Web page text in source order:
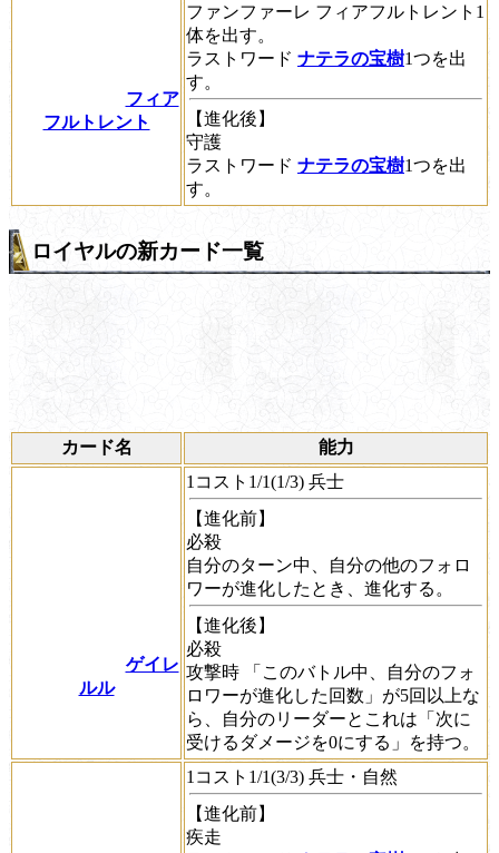
フィア
フルトレント
ファンファーレ フィアフルトレント1
体を出す。
ラストワード ナテラの宝樹1つを出
す。
【進化後】
守護
ラストワード ナテラの宝樹1つを出
す。
ロイヤルの新カード一覧
カード名 能力
ゲイレ
ルル
1コスト1/1(1/3) 兵士
【進化前】
必殺
自分のターン中、自分の他のフォロ
ワーが進化したとき、進化する。
【進化後】
必殺
攻撃時 「このバトル中、自分のフォ
ロワーが進化した回数」が5回以上な
ら、自分のリーダーとこれは「次に
受けるダメージを0にする」を持つ。
1コスト1/1(3/3) 兵士・自然
【進化前】
疾走